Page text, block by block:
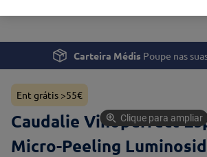
cerave Carteira Médis Poupe nas
Ent grátis >55€
Caudalie Vinoperfect
Micro-Peeling
Clique para ampliar